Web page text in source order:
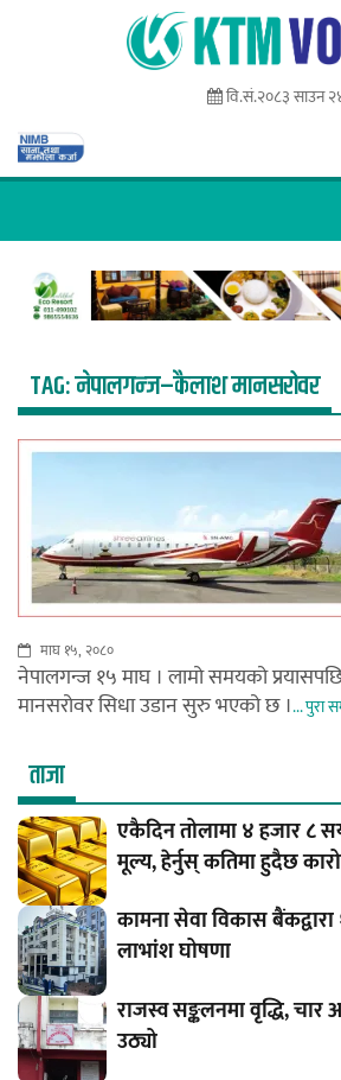
वि.सं.२०८३ साउन
TAG:नेपालगन्ज–कैलाश मानसरोवर
माघ १५, २०८०
नेपालगन्ज १५ माघ । लामो समयको
मानसरोवर सिधा उडान सुरु भएको छ ।... पुरा
ताजा
एकैदिन तोलामा ४ हजार ८
मूल्य, हेर्नुस् कतिमा हुदैछ
कामना सेवा विकास
लाभांश घोषणा
राजस्व सङ्कलनमा वृद्धि, चार
उठ्यो